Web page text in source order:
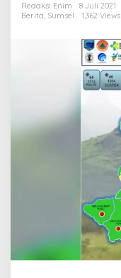
Redaksi Enim
8 Juli 2021
Berita, Sumsel 1,362 Views